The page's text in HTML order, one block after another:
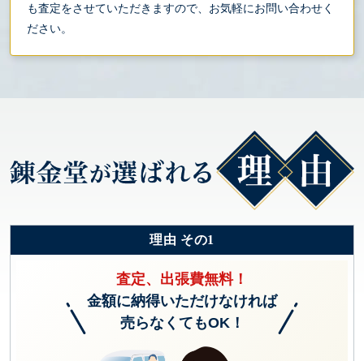
も査定をさせていただきますので、お気軽にお問い合わせく
ださい。
理由 その1
査定、出張費無料！
金額に納得いただけなければ
売らなくてもOK！